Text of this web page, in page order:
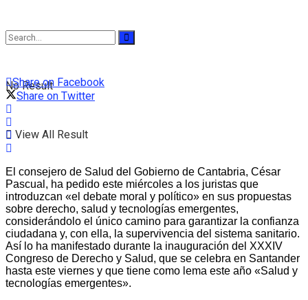
No Result
View All Result
Share on Facebook
Share on Twitter
El consejero de Salud del Gobierno de Cantabria, César
Pascual, ha pedido este miércoles a los juristas que
introduzcan «el debate moral y político» en sus propuestas
sobre derecho, salud y tecnologías emergentes,
considerándolo el único camino para garantizar la confianza
ciudadana y, con ella, la supervivencia del sistema sanitario.
Así lo ha manifestado durante la inauguración del XXXIV
Congreso de Derecho y Salud, que se celebra en Santander
hasta este viernes y que tiene como lema este año «Salud y
tecnologías emergentes».